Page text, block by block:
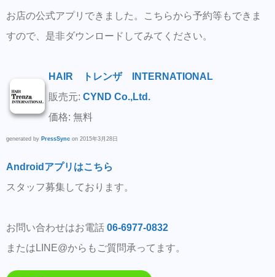
お店の公式アプリできました。こちらから予約等もできま
すので、是非ダウンロードしてみてください。
HAIR トレンザ INTERNATIONAL
販売元: CYND Co.,Ltd.
価格: 無料
generated by PressSync on 2015年3月28日
Androidアプリはこちら
スタッフ募集しております。
お問い合わせはお電話 06-6977-0832
またはLINE@からもご質問承ってます。